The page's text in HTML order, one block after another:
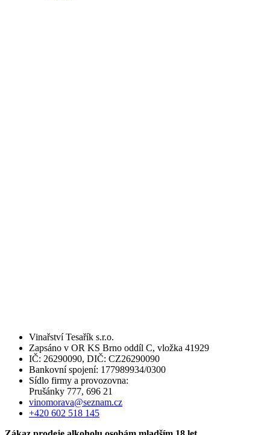
Vinařství Tesařík s.r.o.
Zapsáno v OR KS Brno oddíl C, vložka 41929
IČ: 26290090, DIČ: CZ26290090
Bankovní spojení: 177989934/0300
Sídlo firmy a provozovna:
Prušánky 777, 696 21
vinomorava@seznam.cz
+420 602 518 145